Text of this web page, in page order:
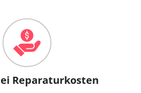
Reparaturkosten